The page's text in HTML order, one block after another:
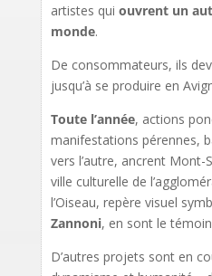
artistes qui ouvrent un
monde.
De consommateurs, ils
jusqu’à se produire en
Toute l’année, actions
manifestations pérennes,
vers l’autre, ancrent
ville culturelle de
l’Oiseau, repère visuel
Zannoni, en sont le
D’autres projets sont en